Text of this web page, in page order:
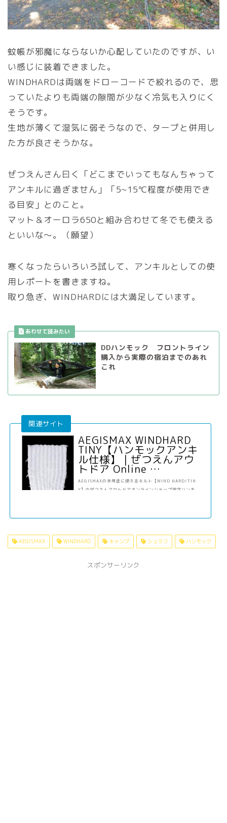
蚊帳が邪魔にならないか心配していたのですが、い
い感じに装着できました。
WINDHARDは両端をドローコードで絞れるので、思
っていたよりも両端の隙間が少なく冷気も入りにく
そうです。
生地が薄くて湿気に弱そうなので、タープと併用し
た方が良さそうかな。
ぜつえんさん曰く 「どこまでいってもなんちゃって
アンキルに過ぎません」
「5~15℃程度が使用でき
る目安」 とのこと。
マット＆オーロラ650と組み合わせて冬でも使える
といいな～。（願望）
寒くなったらいろいろ試して、アンキルとしての使
用レポートを書きますね。
取り急ぎ、WINDHARDには大満足しています。
DDハンモック フロントライン
購入から実際の宿泊までのあれ
これ
AEGISMAX WINDHARD
TINY【ハンモックアンキ
ル仕様】 | ぜつえんアウ
トドア Online …
AEGISMAXの多用途に使えるキルト【WIND HARD/TIN
Y】のぜつえんアウトドアオンラインショップ限定ハンモ
下のドローコードを絞ることで首元にフィットさせ、足元
を閉じることができます。シンプルな構造のため掛布団の
AEGISMAX WINDHARD キャンプ シュラフ ハンモック
スポンサーリンク